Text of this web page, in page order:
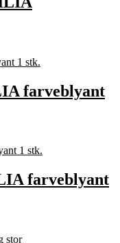
farveblyant
farveblyant